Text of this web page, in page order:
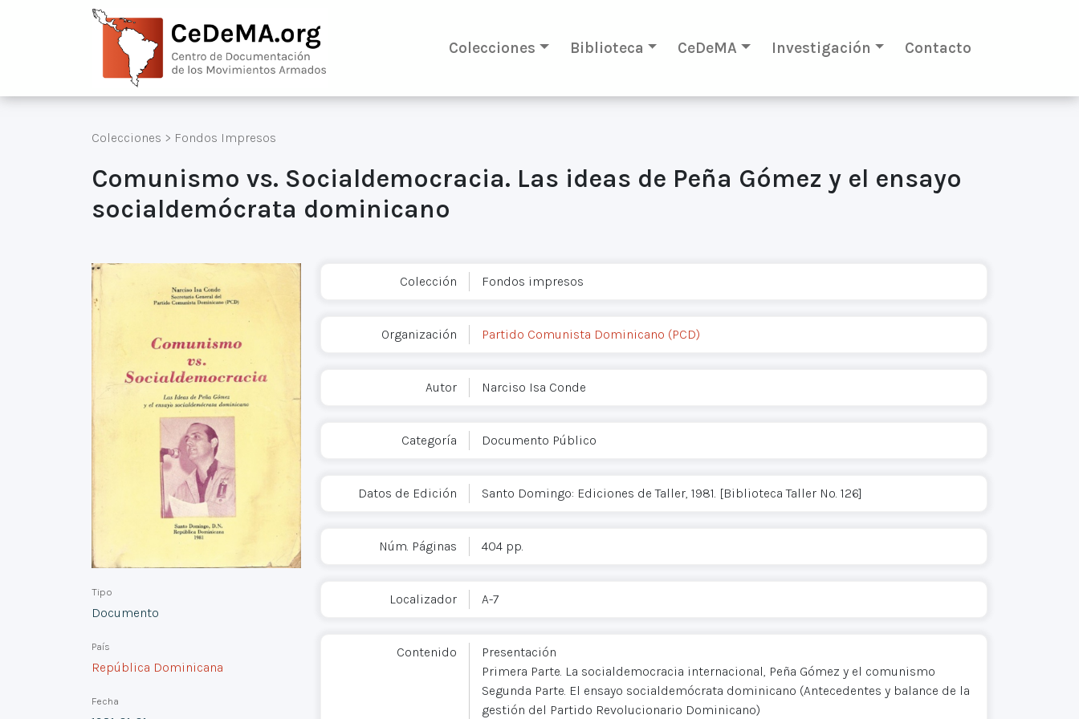
Colecciones Biblioteca CeDeMA Investigación Contacto
Colecciones > Fondos Impresos
Comunismo vs. Socialdemocracia. Las ideas de Peña Gómez y el ensayo
socialdemócrata dominicano
Tipo
Documento
País
República Dominicana
Fecha
Colección Fondos impresos
Organización Partido Comunista Dominicano (PCD)
Autor Narciso Isa Conde
Categoría Documento Público
Datos de Edición Santo Domingo: Ediciones de Taller, 1981. [Biblioteca Taller No. 126]
Núm. Páginas 404 pp.
Localizador A-7
Contenido
Presentación
Primera Parte. La socialdemocracia internacional, Peña Gómez y el comunismo
Segunda Parte. El ensayo socialdemócrata dominicano (Antecedentes y balance de la
gestión del Partido Revolucionario Dominicano)